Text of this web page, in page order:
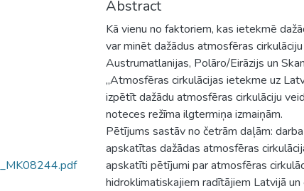
Abstract
Kā vienu no faktoriem, kas ietekmē
var minēt dažādus atmosfēras
Austrumatlanijas, Polāro/Eirāzijs un
„Atmosfēras cirkulācijas ietekme uz
izpētīt dažādu atmosfēras cirkulāciju
noteces režīma ilgtermiņa izmaiņām.
Pētījums sastāv no četrām daļām:
apskatītas dažādas atmosfēras
apskatīti pētījumi par atmosfēras
hidroklimatiskajiem radītājiem Latvijā